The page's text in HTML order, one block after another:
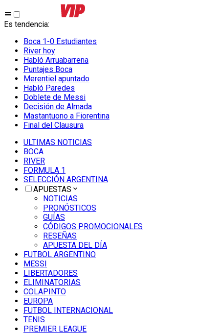
Es tendencia:
Boca 1-0 Estudiantes
River hoy
Habló Arruabarrena
Puntajes Boca
Merentiel apuntado
Habló Paredes
Doblete de Messi
Decisión de Almada
Mastantuono a Fiorentina
Final del Clausura
ULTIMAS NOTICIAS
BOCA
RIVER
FORMULA 1
SELECCIÓN ARGENTINA
APUESTAS
NOTICIAS
PRONÓSTICOS
GUÍAS
CÓDIGOS PROMOCIONALES
RESEÑAS
APUESTA DEL DÍA
FUTBOL ARGENTINO
MESSI
LIBERTADORES
ELIMINATORIAS
COLAPINTO
EUROPA
FUTBOL INTERNACIONAL
TENIS
PREMIER LEAGUE